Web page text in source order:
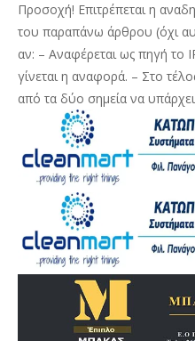
Προσοχή! Επιτρέπεται η
του παραπάνω άρθρου (όχι
αν: – Αναφέρεται ως πηγή το
γίνεται η αναφορά. – Στο
από τα δύο σημεία να